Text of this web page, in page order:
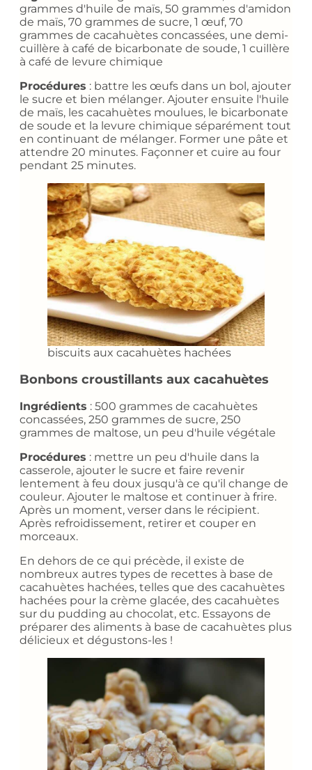
grammes d'huile de maïs, 50 grammes d'amidon
de maïs, 70 grammes de sucre, 1 œuf, 70
grammes de cacahuètes concassées, une demi-
cuillère à café de bicarbonate de soude, 1 cuillère
à café de levure chimique
Procédures : battre les œufs dans un bol, ajouter
le sucre et bien mélanger. Ajouter ensuite l'huile
de maïs, les cacahuètes moulues, le bicarbonate
de soude et la levure chimique séparément tout
en continuant de mélanger. Former une pâte et
attendre 20 minutes. Façonner et cuire au four
pendant 25 minutes.
biscuits aux cacahuètes hachées
Bonbons croustillants aux cacahuètes
Ingrédients : 500 grammes de cacahuètes
concassées, 250 grammes de sucre, 250
grammes de maltose, un peu d'huile végétale
Procédures : mettre un peu d'huile dans la
casserole, ajouter le sucre et faire revenir
lentement à feu doux jusqu'à ce qu'il change de
couleur. Ajouter le maltose et continuer à frire.
Après un moment, verser dans le récipient.
Après refroidissement, retirer et couper en
morceaux.
En dehors de ce qui précède, il existe de
nombreux autres types de recettes à base de
cacahuètes hachées, telles que des cacahuètes
hachées pour la crème glacée, des cacahuètes
sur du pudding au chocolat, etc. Essayons de
préparer des aliments à base de cacahuètes plus
délicieux et dégustons-les !